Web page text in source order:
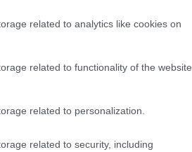
related to analytics like cookies on
related to functionality of the website
related to personalization.
related to security, including
új körforgalmak és